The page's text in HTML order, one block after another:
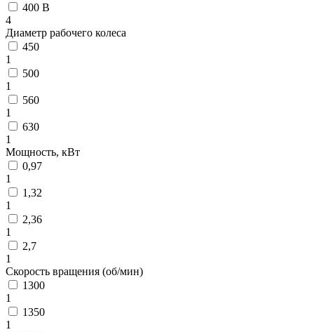
400 В
4
Диаметр рабочего колеса
450
1
500
1
560
1
630
1
Мощность, кВт
0,97
1
1,32
1
2,36
1
2,7
1
Скорость вращения (об/мин)
1300
1
1350
1